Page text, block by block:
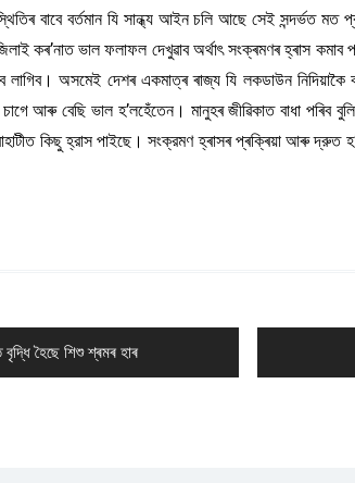
বাবে বৰ্তমান যি সান্ধ্য আইন চলি আছে সেই সন্দৰ্ভত
কৰ’নাত ভাল ফলাফল দেখুৱাব অর্থাৎ সংক্ৰমণৰ হ্ৰাস
লাগিব। অসমেই দেশৰ একমাত্ৰ ৰাজ্য যি লকডাউন
আৰু বেছি ভাল হ’লহেঁতেন। মানুহৰ জীৱিকাত বাধা পৰিব
কিছু হ্রাস পাইছে। সংক্রমণ হ্ৰাসৰ প্ৰক্ৰিয়া আৰু দ্রুত
হৈছে শিশু শ্ৰমৰ হাৰ